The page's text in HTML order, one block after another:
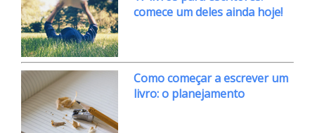
comece um deles ainda hoje!
Como começar a escrever um
livro: o planejamento